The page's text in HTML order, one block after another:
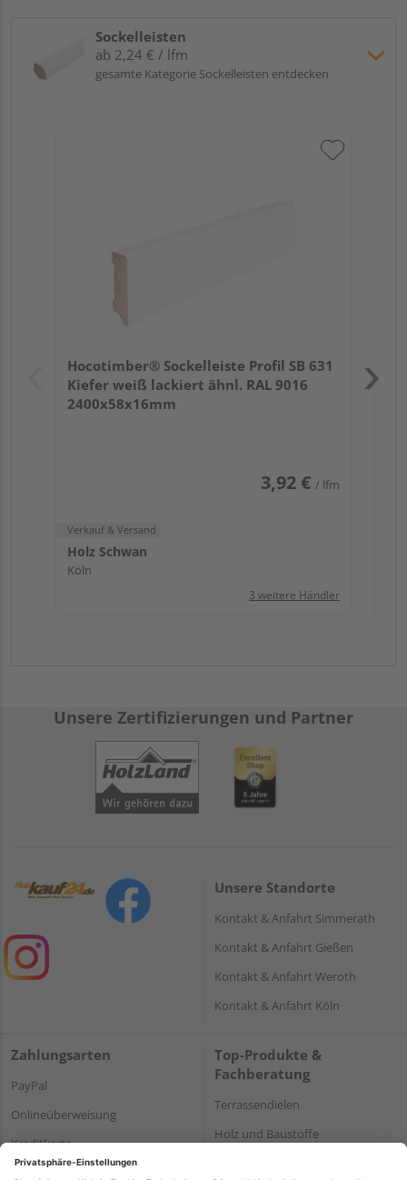
Sockelleisten
ab 2,24 € / lfm
gesamte Kategorie Sockelleisten entdecken
Hocotimber® Sockelleiste Profil SB 631
Kiefer weiß lackiert ähnl. RAL 9016
2400x58x16mm
3,92 € / lfm
Verkauf & Versand
Holz Schwan
Köln
3 weitere Händler
Unsere Zertifizierungen und Partner
Unsere Standorte
Kontakt & Anfahrt Simmerath
Kontakt & Anfahrt Gießen
Kontakt & Anfahrt Weroth
Kontakt & Anfahrt Köln
Zahlungsarten
PayPal
Onlineüberweisung
Kreditkarte
Rechnung*
Top-Produkte &
Fachberatung
Terrassendielen
Holz und Baustoffe